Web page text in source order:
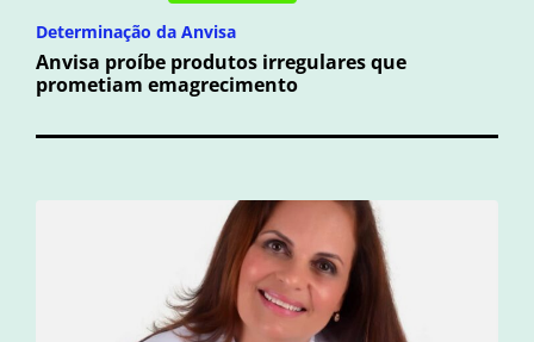
Determinação da Anvisa
Anvisa proíbe produtos irregulares que
prometiam emagrecimento